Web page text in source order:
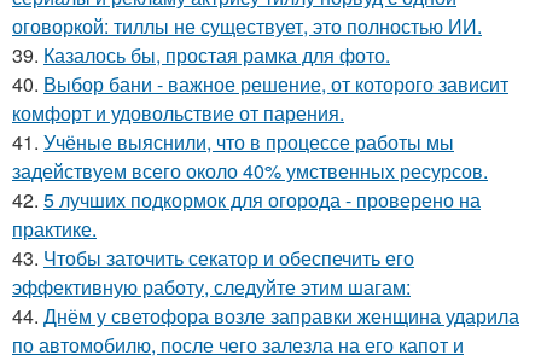
оговоркой: тиллы не существует, это полностью ИИ.
39. Казалось бы, простая рамка для фото.
40. Выбор бани - важное решение, от которого зависит
комфорт и удовольствие от парения.
41. Учёные выяснили, что в процессе работы мы
задействуем всего около 40% умственных ресурсов.
42. 5 лучших подкормок для огорода - проверено на
практике.
43. Чтобы заточить секатор и обеспечить его
эффективную работу, следуйте этим шагам:
44. Днём у светофора возле заправки женщина ударила
по автомобилю, после чего залезла на его капот и